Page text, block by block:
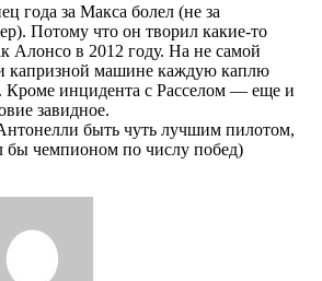
года за Макса болел (не за
Потому что он творил какие-то
Алонсо в 2012 году. На не самой
капризной машине каждую каплю
инцидента с Расселом — еще и
завидное.
быть чуть лучшим пилотом,
бы чемпионом по числу побед)